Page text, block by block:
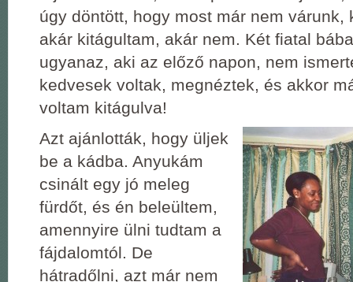
úgy döntött, hogy most már nem várunk,
akár kitágultam, akár nem. Két fiatal
ugyanaz, aki az előző napon, nem
kedvesek voltak, megnéztek, és akkor
voltam kitágulva!
Azt ajánlották, hogy üljek
be a kádba. Anyukám
csinált egy jó meleg
fürdőt, és én beleültem,
amennyire ülni tudtam a
fájdalomtól. De
hátradőlni, azt már nem